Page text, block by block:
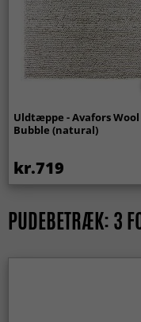
Uldtæppe - Avafors Wool
Bubble (natural)
kr.719
PUDEBETRÆK: 3